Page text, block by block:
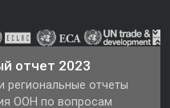
отчет 2023
региональные отчеты
ООН по вопросам